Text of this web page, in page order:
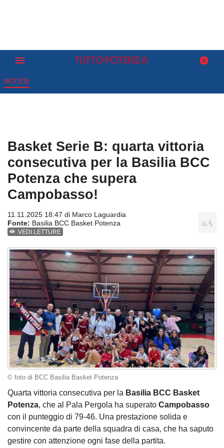
NOTIZIE
Basket Serie B: quarta vittoria
consecutiva per la Basilia BCC
Potenza che supera
Campobasso!
11.11.2025 18:47 di Marco Laguardia
Fonte: Basilia BCC Basket Potenza
VEDI LETTURE
© foto di BCC Basilia Basket Potenza
Quarta vittoria consecutiva per la Basilia BCC Basket
Potenza, che al Pala Pergola ha superato Campobasso
con il punteggio di 79-46. Una prestazione solida e
convincente da parte della squadra di casa, che ha saputo
gestire con attenzione ogni fase della partita.